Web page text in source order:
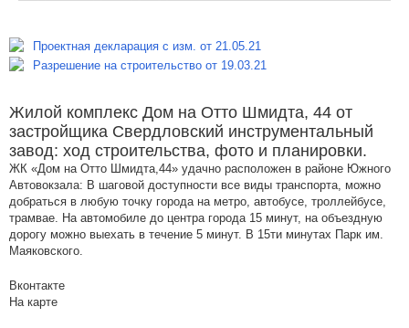
Проектная декларация с изм. от 21.05.21
Разрешение на строительство от 19.03.21
Жилой комплекс Дом на Отто Шмидта, 44 от
застройщика Свердловский инструментальный
завод: ход строительства, фото и планировки.
ЖК «Дом на Отто Шмидта,44» удачно расположен в районе Южного
Автовокзала: В шаговой доступности все виды транспорта, можно
добраться в любую точку города на метро, автобусе, троллейбусе,
трамвае. На автомобиле до центра города 15 минут, на объездную
дорогу можно выехать в течение 5 минут. В 15ти минутах Парк им.
Маяковского.
Вконтакте
На карте